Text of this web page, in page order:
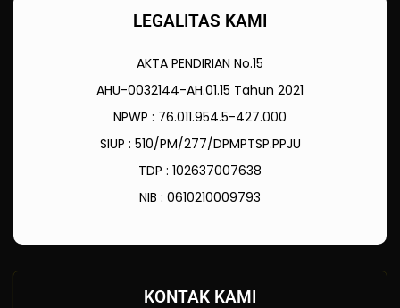
LEGALITAS KAMI
AKTA PENDIRIAN No.15
AHU-0032144-AH.01.15 Tahun 2021
NPWP : 76.011.954.5-427.000
SIUP : 510/PM/277/DPMPTSP.PPJU
TDP : 102637007638
NIB : 0610210009793
KONTAK KAMI